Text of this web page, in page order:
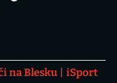
na Blesku
iSport